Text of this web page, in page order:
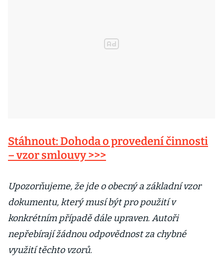
Stáhnout: Dohoda o provedení činnosti
– vzor smlouvy >>>
Upozorňujeme, že jde o obecný a základní vzor
dokumentu, který musí být pro použití v
konkrétním případě dále upraven. Autoři
nepřebírají žádnou odpovědnost za chybné
využití těchto vzorů.